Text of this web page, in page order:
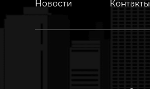
Новости
Контакты